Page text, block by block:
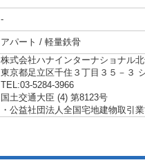
-
アパート / 軽量鉄骨
株式会社ハナインターナショナル
東京都足立区千住３丁目３５－３
TEL:03-5284-3966
国土交通大臣 (4) 第8123号
・公益社団法人全国宅地建物取引